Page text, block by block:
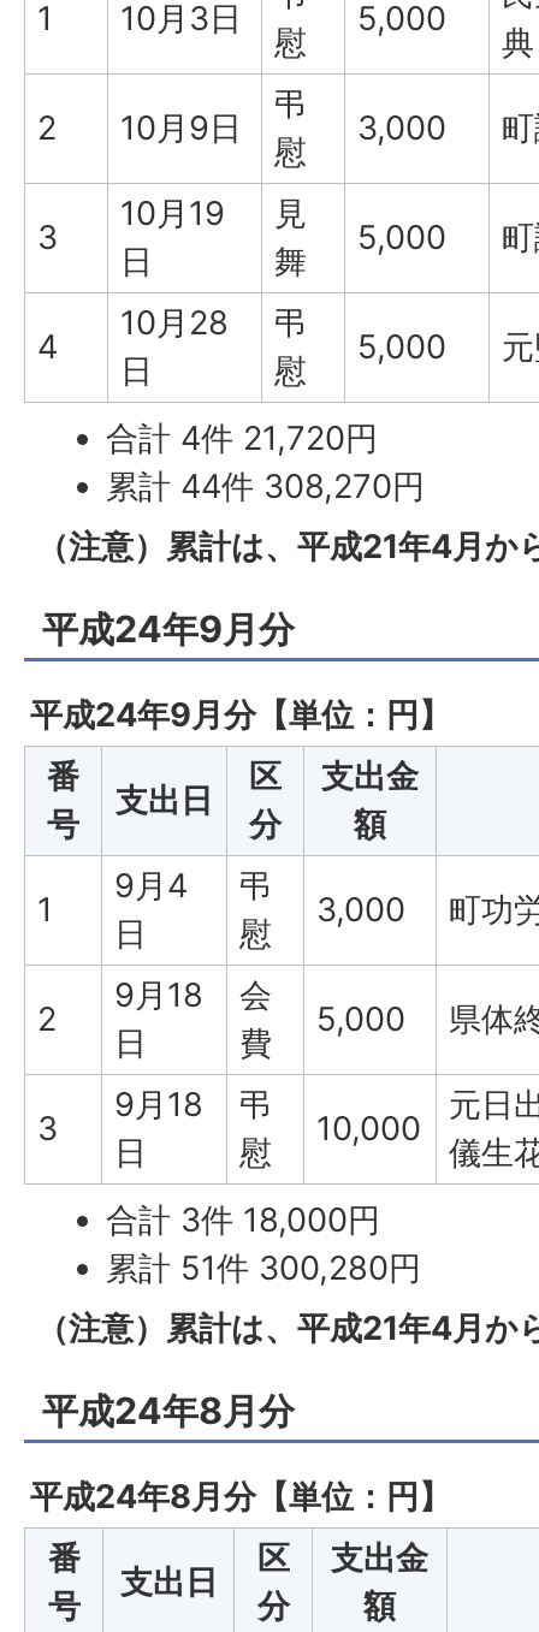
1 10月3日
慰
5,000
典
2 10月9日
弔
慰
3,000
3
10月19
日
見
舞
5,000
4
10月28
日
弔
慰
5,000
合計 4件 21,720円
累計 44件 308,270円
（注意）累計は、平成21年4月
平成24年9月分
平成24年9月分【単位：円】
番
号
支出日
区
分
支出金
額
1
9月4
日
弔
慰
3,000 町功
2
9月18
日
会
費
5,000 県体
3
9月18
日
弔
慰
10,000
元日
儀生
合計 3件 18,000円
累計 51件 300,280円
（注意）累計は、平成21年4月
平成24年8月分
平成24年8月分【単位：円】
番
号
支出日
区
分
支出金
額